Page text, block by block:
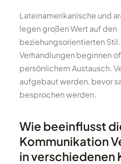
Lateinamerikanische und
legen großen Wert auf den
beziehungsorientierten
Verhandlungen beginnen
persönlichem Austausch.
aufgebaut werden, bevor
besprochen werden.
Wie beeinflusst
Kommunikation
in verschiedenen